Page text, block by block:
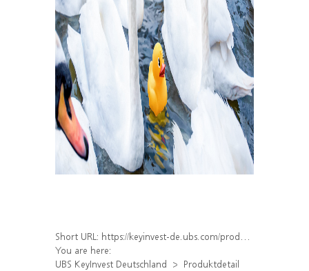
Short URL: https://keyinvest-de.ubs.com/produkt/detail/index/isin/DE000WA7KXM2
You are here:
UBS KeyInvest Deutschland
Produktdetail